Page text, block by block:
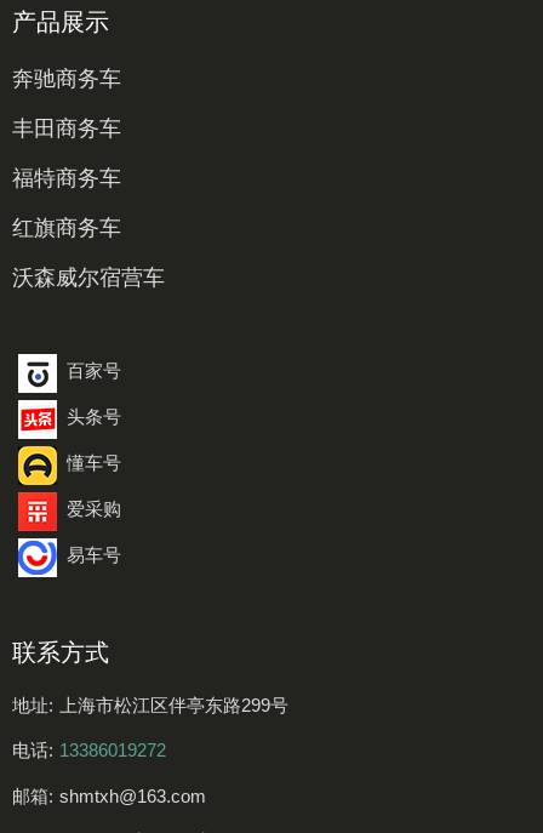
产品展示
奔驰商务车
丰田商务车
福特商务车
红旗商务车
沃森威尔宿营车
百家号
头条号
懂车号
爱采购
易车号
联系方式
地址: 上海市松江区伴亭东路299号
电话: 13386019272
邮箱: shmtxh@163.com